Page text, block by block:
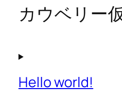
カウベリー
Hello world!